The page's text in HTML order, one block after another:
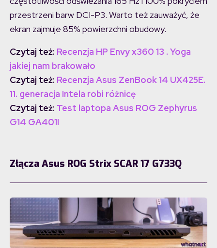
przestrzeni barw DCI-P3. Warto też zauważyć, że
ekran zajmuje 85% powierzchni obudowy.
Czytaj też: Recenzja HP Envy x360 13 . Yoga
jakiej nam brakowało
Czytaj też: Recenzja Asus ZenBook 14 UX425E.
11. generacja Intela robi różnicę
Czytaj też: Test laptopa Asus ROG Zephyrus
G14 GA401I
Złącza Asus ROG Strix SCAR 17 G733Q